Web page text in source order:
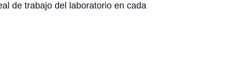
de trabajo del laboratorio en cada